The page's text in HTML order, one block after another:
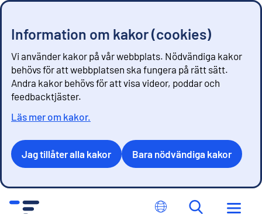
Information om kakor (cookies)
Vi använder kakor på vår webbplats. Nödvändiga kakor
behövs för att webbplatsen ska fungera på rätt sätt.
Andra kakor behövs för att visa videor, poddar och
feedbacktjäster.
Läs mer om kakor.
Jag tillåter alla kakor Bara nödvändiga kakor